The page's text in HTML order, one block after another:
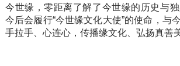
今世缘，零距离了解了今世缘的历史与独
今后会履行“今世缘文化大使”的使命，与
手拉手、心连心，传播缘文化、弘扬真善美